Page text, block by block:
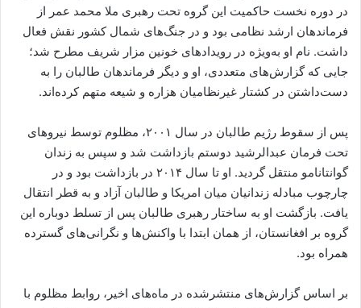
در دوره نخست حاکمیت این گروه تحت رهبری ملا محمد عمر از
فرماندهان ارشد نظامی بود و در جنگ‌های شمال کشور نقش فعال
داشت. نام او به‌ویژه در رویدادهای خونین مزار شریف مطرح شد؛
جایی که گزارش‌های متعددی، او و دیگر فرماندهان طالبان را به
دست‌داشتن در کشتار غیرنظامیان هزاره و شیعه متهم کرده‌اند.
پس از سقوط رژیم طالبان در سال ۲۰۰۱، مظلوم توسط نیروهای
تحت فرمان عبدالرشید دوستم بازداشت شد و سپس به زندان
گوانتانامو منتقل گردید. او تا سال ۲۰۱۴ در بازداشت بود و در
چارچوب مبادله زندانیان میان امریکا و طالبان آزاد و به قطر انتقال
یافت. بازگشت او به ساختار رهبری طالبان پس از تسلط دوباره این
گروه بر افغانستان، از همان ابتدا با واکنش‌ها و نگرانی‌های گسترده
همراه بود.
بر اساس گزارش‌های منتشرشده در ماه‌های اخیر، روابط مظلوم با